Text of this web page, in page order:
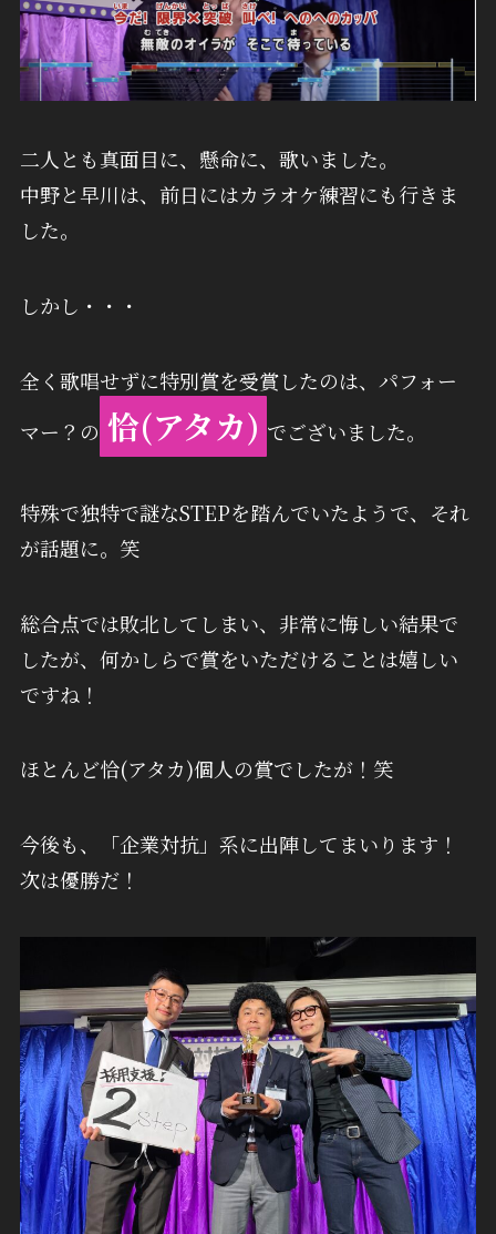
二人とも真面目に、懸命に、歌いました。
中野と早川は、前日にはカラオケ練習にも行きま
した。
しかし・・・
全く歌唱せずに特別賞を受賞したのは、パフォー
マー？の 恰(アタカ) でございました。
特殊で独特で謎なSTEPを踏んでいたようで、それ
が話題に。笑
総合点では敗北してしまい、非常に悔しい結果で
したが、何かしらで賞をいただけることは嬉しい
ですね！
ほとんど恰(アタカ)個人の賞でしたが！笑
今後も、「企業対抗」系に出陣してまいります！
次は優勝だ！